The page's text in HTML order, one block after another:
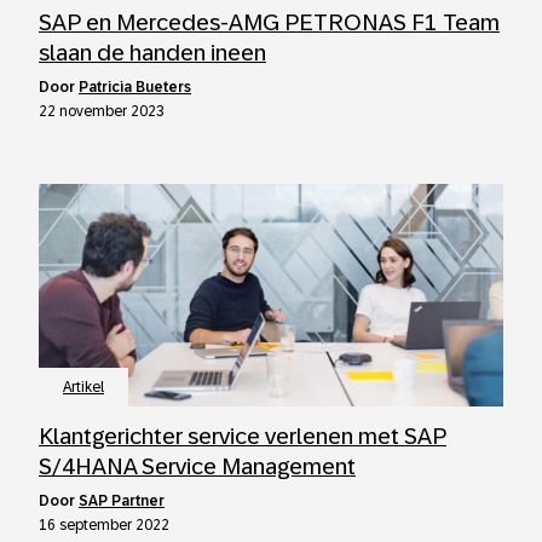
SAP en Mercedes-AMG PETRONAS F1 Team
slaan de handen ineen
door Patricia Bueters
22 november 2023
Artikel
Klantgerichter service verlenen met SAP
S/4HANA Service Management
door SAP Partner
16 september 2022